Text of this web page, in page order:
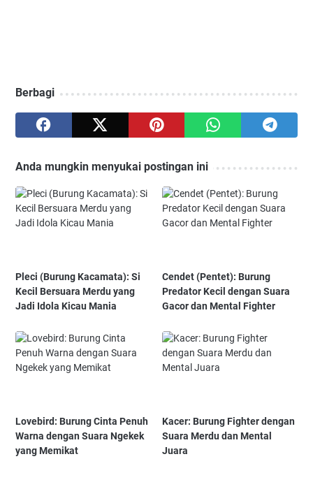
Berbagi
Anda mungkin menyukai postingan ini
Pleci (Burung Kacamata): Si
Kecil Bersuara Merdu yang
Jadi Idola Kicau Mania
Cendet (Pentet): Burung
Predator Kecil dengan Suara
Gacor dan Mental Fighter
Lovebird: Burung Cinta Penuh
Warna dengan Suara Ngekek
yang Memikat
Kacer: Burung Fighter dengan
Suara Merdu dan Mental
Juara